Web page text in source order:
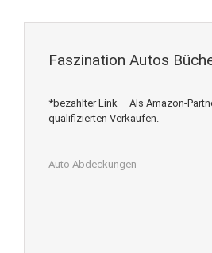
Faszination Autos
*bezahlter Link – Als Amazon-
qualifizierten Verkäufen.
Auto Abdeckungen